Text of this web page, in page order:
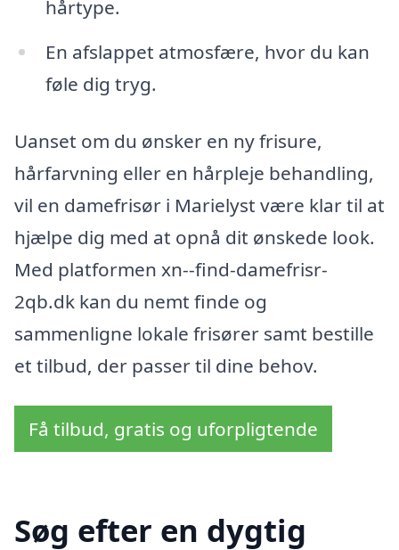
hårtype.
En afslappet atmosfære, hvor du kan
føle dig tryg.
Uanset om du ønsker en ny frisure,
hårfarvning eller en hårpleje behandling,
vil en damefrisør i Marielyst være klar til at
hjælpe dig med at opnå dit ønskede look.
Med platformen xn--find-damefrisr-
2qb.dk kan du nemt finde og
sammenligne lokale frisører samt bestille
et tilbud, der passer til dine behov.
Få tilbud, gratis og uforpligtende
Søg efter en dygtig